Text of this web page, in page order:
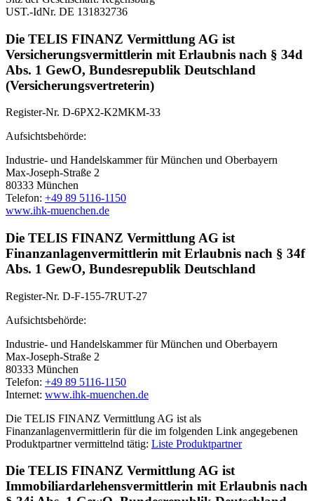
UST.-IdNr. DE 131832736
Die TELIS FINANZ Vermittlung AG ist
Versicherungsvermittlerin mit Erlaubnis nach § 34d
Abs. 1 GewO, Bundesrepublik Deutschland
(Versicherungsvertreterin)
Register-Nr. D-6PX2-K2MKM-33
Aufsichtsbehörde:
Industrie- und Handelskammer für München und Oberbayern
Max-Joseph-Straße 2
80333 München
Telefon: +49 89 5116-1150
www.ihk-muenchen.de
Die TELIS FINANZ Vermittlung AG ist
Finanzanlagenvermittlerin mit Erlaubnis nach § 34f
Abs. 1 GewO, Bundesrepublik Deutschland
Register-Nr. D-F-155-7RUT-27
Aufsichtsbehörde:
Industrie- und Handelskammer für München und Oberbayern
Max-Joseph-Straße 2
80333 München
Telefon: +49 89 5116-1150
Internet: www.ihk-muenchen.de
Die TELIS FINANZ Vermittlung AG ist als
Finanzanlagenvermittlerin für die im folgenden Link angegebenen
Produktpartner vermittelnd tätig: Liste Produktpartner
Die TELIS FINANZ Vermittlung AG ist
Immobiliardarlehensvermittlerin mit Erlaubnis nach